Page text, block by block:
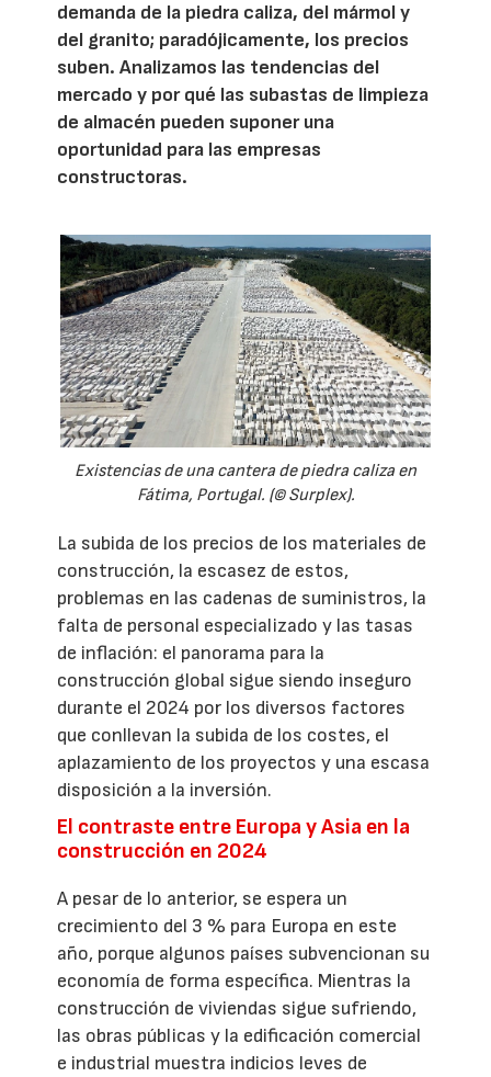
demanda de la piedra caliza, del mármol y
del granito; paradójicamente, los precios
suben. Analizamos las tendencias del
mercado y por qué las subastas de limpieza
de almacén pueden suponer una
oportunidad para las empresas
constructoras.
Existencias de una cantera de piedra caliza en
Fátima, Portugal. (© Surplex).
La subida de los precios de los materiales de
construcción, la escasez de estos,
problemas en las cadenas de suministros, la
falta de personal especializado y las tasas
de inflación: el panorama para la
construcción global sigue siendo inseguro
durante el 2024 por los diversos factores
que conllevan la subida de los costes, el
aplazamiento de los proyectos y una escasa
disposición a la inversión.
El contraste entre Europa y Asia en la
construcción en 2024
A pesar de lo anterior, se espera un
crecimiento del 3 % para Europa en este
año, porque algunos países subvencionan su
economía de forma específica. Mientras la
construcción de viviendas sigue sufriendo,
las obras públicas y la edificación comercial
e industrial muestra indicios leves de